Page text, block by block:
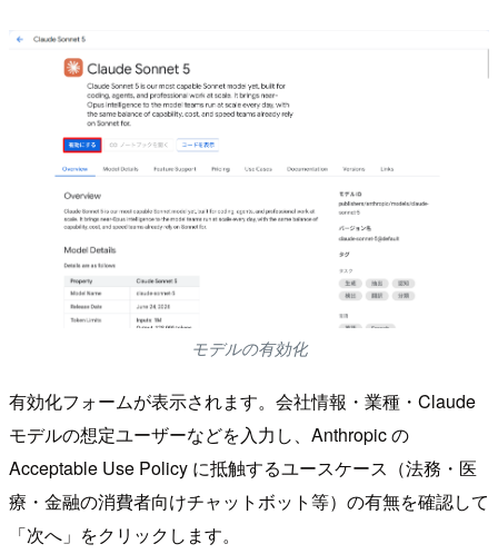
モデルの有効化
有効化フォームが表示されます。会社情報・業種・Claude
モデルの想定ユーザーなどを入力し、Anthropic の
Acceptable Use Policy に抵触するユースケース（法務・医
療・金融の消費者向けチャットボット等）の有無を確認して
「次へ」をクリックします。